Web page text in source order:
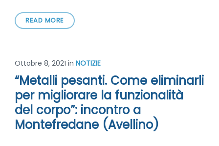
READ MORE
Ottobre 8, 2021 in NOTIZIE
“Metalli pesanti. Come eliminarli
per migliorare la funzionalità
del corpo”: incontro a
Montefredane (Avellino)